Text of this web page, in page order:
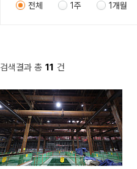
전체 1주 1개월
검색결과 총 11 건